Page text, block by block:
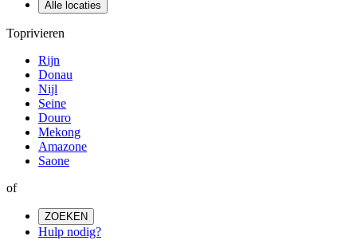
Alle locaties
Toprivieren
Rijn
Donau
Nijl
Seine
Douro
Mekong
Amazone
Saone
of
ZOEKEN
Hulp nodig?